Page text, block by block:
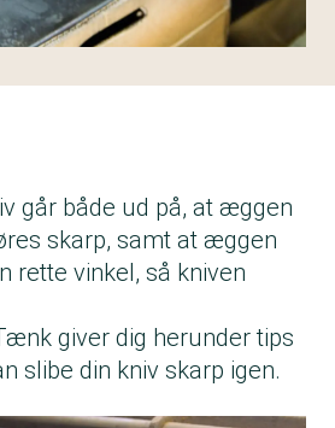
går både ud på, at æggen
skarp, samt at æggen
rette vinkel, så kniven
giver dig herunder tips
slibe din kniv skarp igen.